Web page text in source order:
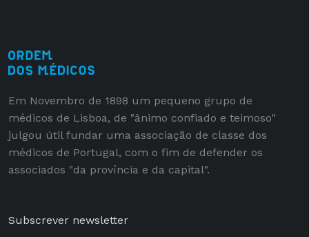
Em Novembro de 1898 um pequeno grupo de
médicos de Lisboa, de "ânimo confiado e teimoso"
julgou útil fundar uma associação de classe dos
médicos de Portugal, com o fim de defender os
associados "da província e da capital".
Subscrever newsletter